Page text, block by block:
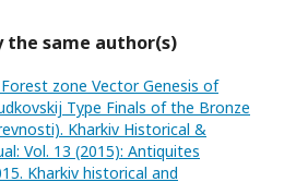
the same author(s)
zone Vector Genesis of
Type Finals of the Bronze
Kharkiv Historical &
Vol. 13 (2015): Antiquites
Kharkiv historical and